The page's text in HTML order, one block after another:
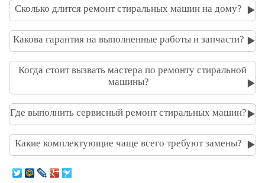
Сколько длится ремонт стиральных машин на дому? ▶️
Какова гарантия на выполненные работы и запчасти? ▶️
Когда стоит вызвать мастера по ремонту стиральной
машины?
▶️
Где выполнить сервисный ремонт стиральных машин?▶️
Какие комплектующие чаще всего требуют замены? ▶️